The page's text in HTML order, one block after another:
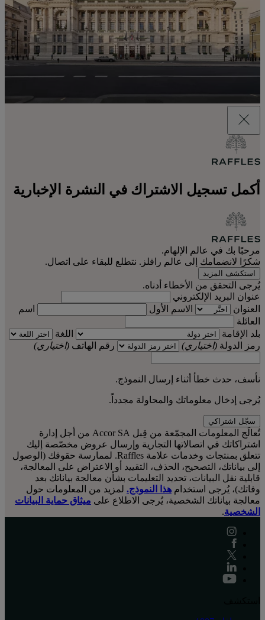
أكمل تسجيل الاشتراك في النشرة الإخبارية
مرحبًا بك في عالم الإلهام.
شكرًا لانضمامك إلى عالم رافلز. نتطلع للبقاء على اتصال.
استكشف المزيد
يُرجى التحقق من الأخطاء أدناه.
عنوان البريد الإلكتروني
العنوان
الاسم الأول
اسم
العائلة
بلد الإقامة
اللغة
رمز الدولة (اختياري) رقم الهاتف (اختياري)
نأسف، حدث خطأ أثناء إرسال النموذج.
يُرجى إدخال معلوماتك والمحاولة مجدداً.
سجّل اشتراكي
تُعالَج المعلومات المجمّعة من قِبل Accor SA من أجل إدارة
اشتراكاتك في اتصالاتها التجارية وإرسال عروض مخصّصة إليك
تتعلق بمنتجات وخدمات علامة Raffles. لممارسة حقوقك (الوصول
إلى بياناتك، التصحيح، الحذف، التقييد أو الاعتراض على المعالجة،
قابلية نقل البيانات، تحديد التعليمات بشأن معالجة بياناتك بعد
وفاتك)، يُرجى استخدام هذا النموذج. لمزيد من المعلومات حول
معالجة بياناتك الشخصية، يُرجى الاطلاع على ميثاق حماية البيانات
الشخصية.